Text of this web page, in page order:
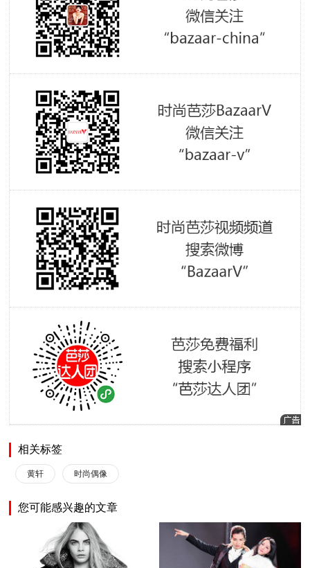
相关标签
黄轩 时尚偶像
您可能感兴趣的文章